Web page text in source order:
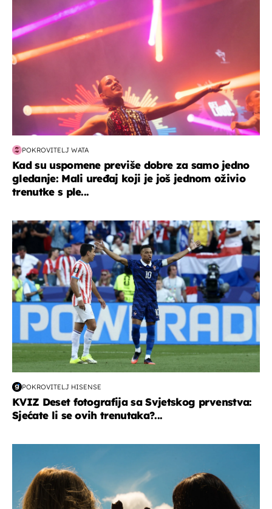
POKROVITELJ WATA
Kad su uspomene previše dobre za samo jedno
gledanje: Mali uređaj koji je još jednom oživio
trenutke s ple...
svjetsko prvenstvo 2026
POKROVITELJ HISENSE
KVIZ Deset fotografija sa Svjetskog prvenstva:
Sjećate li se ovih trenutaka?...